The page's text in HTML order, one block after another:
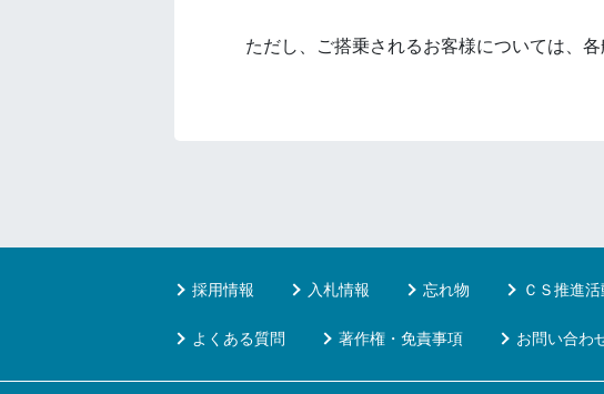
ただし、ご搭乗されるお客様については、
採用情報 入札情報 忘れ物 ＣＳ推進活
よくある質問 著作権・免責事項 お問い合わ